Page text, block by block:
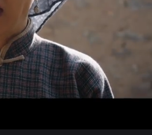
跳过片头片尾
画面色彩调整
亮度
饱和度 100
对比度